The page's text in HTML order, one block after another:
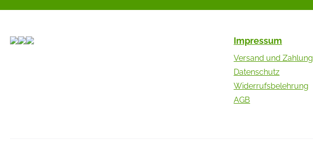
Impressum
Versand und Zahlung
Datenschutz
Widerrufsbelehrung
AGB